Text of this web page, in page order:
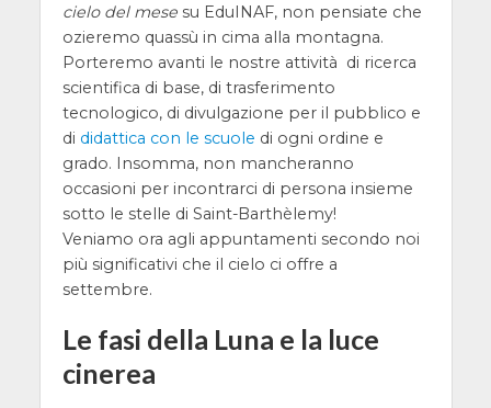
cielo del mesesu EduINAF, non pensiate che
ozieremo quassù in cima alla montagna.
Porteremo avanti le nostre attività di ricerca
scientifica di base, di trasferimento
tecnologico, di divulgazione per il pubblico e
di didattica con le scuole di ogni ordine e
grado. Insomma, non mancheranno
occasioni per incontrarci di persona insieme
sotto le stelle di Saint-Barthèlemy!
Veniamo ora agli appuntamenti secondo noi
più significativi che il cielo ci offre a
settembre.
Le fasi della Luna e la luce
cinerea